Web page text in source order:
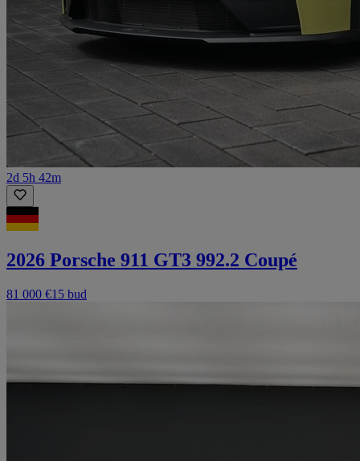
2d 5h 42m
2026 Porsche 911 GT3 992.2 Coupé
81 000 €15 bud